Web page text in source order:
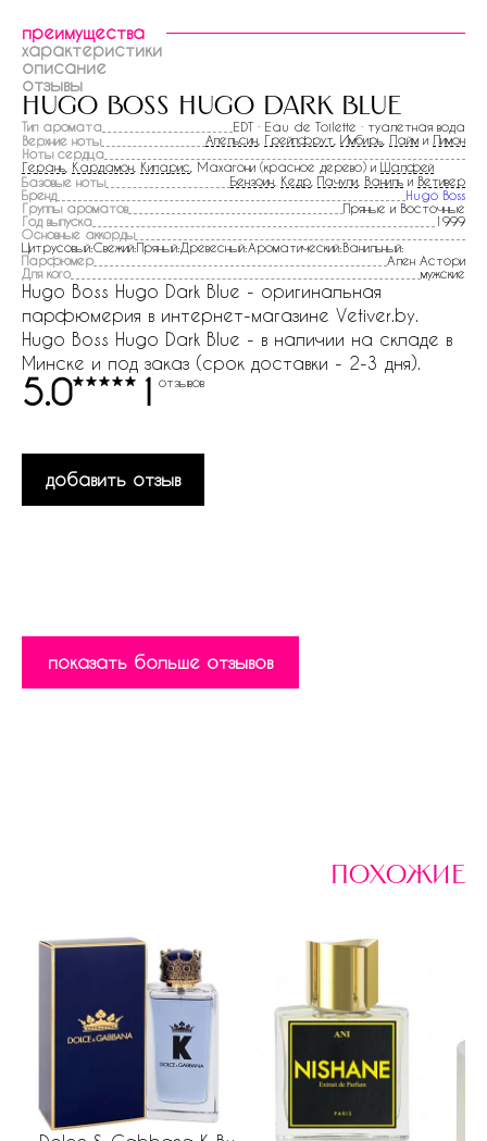
преимущества
характеристики
описание
отзывы
hugo boss hugo dark blue
Тип аромата
EDT · Eau de Toilette · туалетная вода
Верхние ноты
Апельсин Грейпфрут Имбирь Лайм и Лимон
Ноты сердца
Герань Кардамон Кипарис , Махагони (красное дерево) и Шалфей
Базовые ноты
Бензоин Кедр Пачули Ваниль и Ветивер
Бренд
Hugo Boss
Группы ароматов
Пряные и Восточные
Год выпуска
1999
Основные аккорды
Цитрусовый:Свежий:Пряный:Древесный:Ароматический:Ванильный:
Парфюмер
Ален Астори
Для кого
мужские
Hugo Boss Hugo Dark Blue - оригинальная
парфюмерия в интернет-магазине Vetiver.by.
Hugo Boss Hugo Dark Blue - в наличии на складе в
Минске и под заказ (срок доставки - 2-3 дня).
5.0 1 отзывов
добавить отзыв
показать больше отзывов
похожие